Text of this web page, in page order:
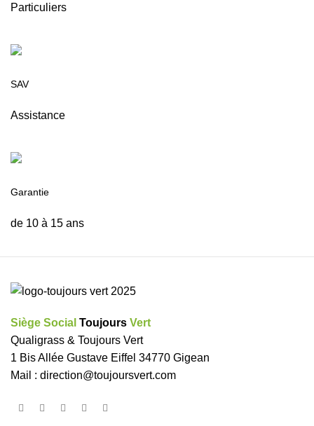
Particuliers
SAV
Assistance
Garantie
de 10 à 15 ans
Siège Social Toujours Vert
Qualigrass & Toujours Vert
1 Bis Allée Gustave Eiffel 34770 Gigean
Mail : direction@toujoursvert.com